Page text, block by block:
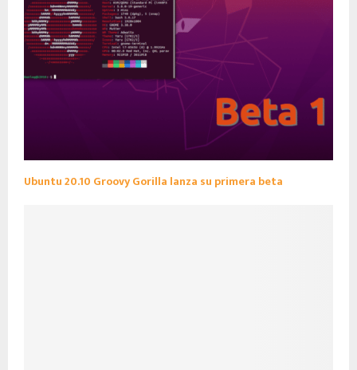
Ubuntu 20.10 Groovy Gorilla lanza su primera beta